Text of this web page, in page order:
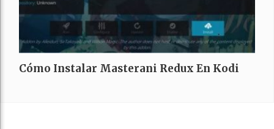
Cómo Instalar Masterani Redux En Kodi